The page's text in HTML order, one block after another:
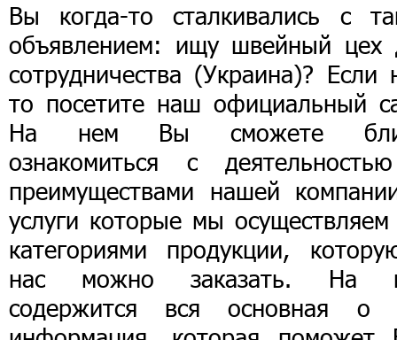
Вы когда-то сталкивались с
объявлением: ищу швейный цех
сотрудничества (Украина)? Если
то посетите наш официальный
На нем Вы сможете
ознакомиться с
преимуществами нашей
услуги которые мы
категориями продукции,
нас можно заказать. На
содержится вся основная о